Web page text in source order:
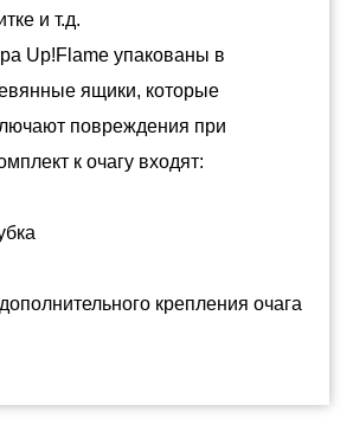
и т.д.
Up!Flame упакованы в
ящики, которые
повреждения при
к очагу входят:
крепления очага